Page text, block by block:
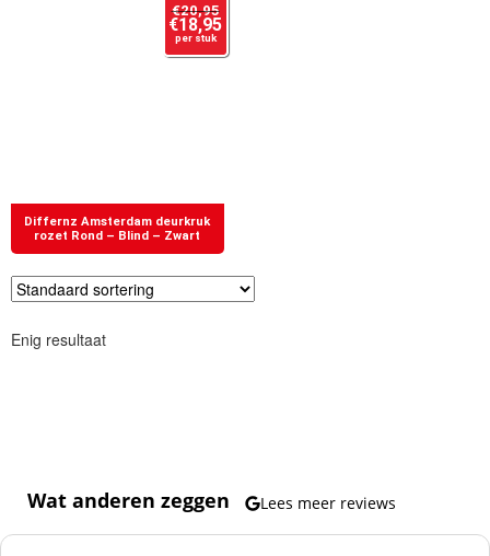
Differnz Amsterdam deurkruk
rozet Rond – Blind – Zwart
€20,95
€18,95
per stuk
Enig resultaat
Wat anderen zeggen Lees meer reviews